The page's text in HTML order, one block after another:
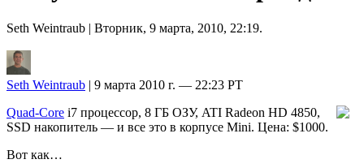
Seth Weintraub | Вторник, 9 марта, 2010, 22:19.
Seth Weintraub | 9 марта 2010 г. — 22:23 PT
Quad-Core i7 процессор, 8 ГБ ОЗУ, ATI Radeon HD 4850,
SSD накопитель — и все это в корпусе Mini. Цена: $1000.
Вот как…